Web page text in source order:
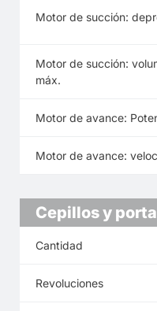
Motor de succión:
Motor de succión:
máx.
Motor de avance:
Motor de avance:
Cepillos y
Cantidad
Revoluciones